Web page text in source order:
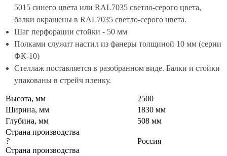
5015 синего цвета или RAL7035 светло-серого цвета,
балки окрашены в RAL7035 светло-серого цвета.
Шаг перфорации стойки - 50 мм
Полками служит настил из фанеры толщиной 10 мм (серии
ФК-10)
Стеллаж поставляется в разобранном виде. Балки и стойки
упакованы в стрейч пленку.
Высота, мм
2500
Ширина, мм
1830 мм
Глубина, мм
508 мм
Страна производства
?
Страна производства
Россия